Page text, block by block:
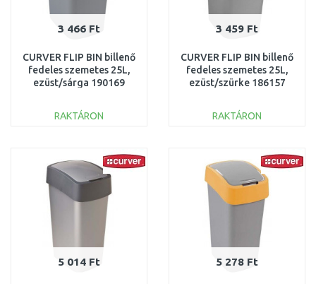
3 466 Ft
CURVER FLIP BIN billenő
fedeles szemetes 25L,
ezüst/sárga 190169
RAKTÁRON
Összehasonlítás
3 459 Ft
CURVER FLIP BIN billenő
fedeles szemetes 25L,
ezüst/szürke 186157
RAKTÁRON
Összehasonlítás
5 014 Ft 5 278 Ft